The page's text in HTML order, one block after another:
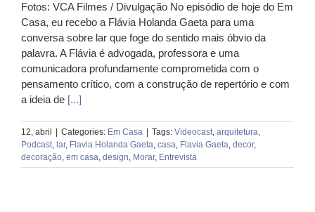
Fotos: VCA Filmes / Divulgação No episódio de hoje do Em
Casa, eu recebo a Flávia Holanda Gaeta para uma
conversa sobre lar que foge do sentido mais óbvio da
palavra. A Flávia é advogada, professora e uma
comunicadora profundamente comprometida com o
pensamento crítico, com a construção de repertório e com
a ideia de [...]
12, abril Categories: Em Casa Tags: Videocast, arquitetura,
Podcast, lar, Flavia Holanda Gaeta, casa, Flavia Gaeta, decor,
decoração, em casa, design, Morar, Entrevista